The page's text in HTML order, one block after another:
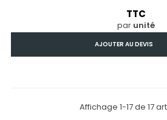
TTC
par unité
AJOUTER AU DEVIS
Affichage 1-17 de 17